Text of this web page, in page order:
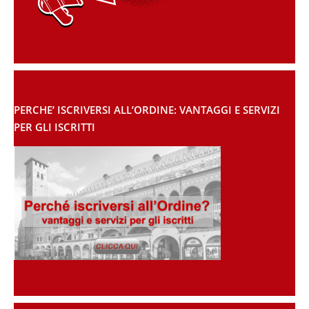
PERCHE’ ISCRIVERSI ALL’ORDINE: VANTAGGI E SERVIZI
PER GLI ISCRITTI